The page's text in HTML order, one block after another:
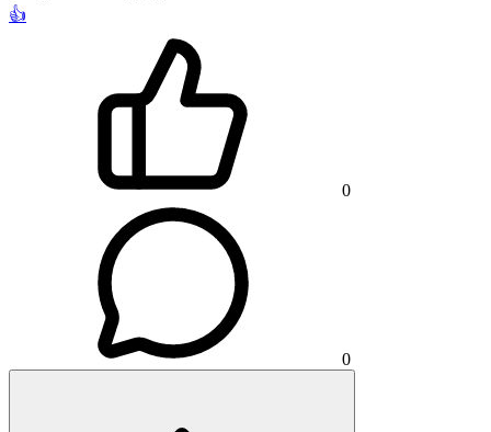
👍
0
0